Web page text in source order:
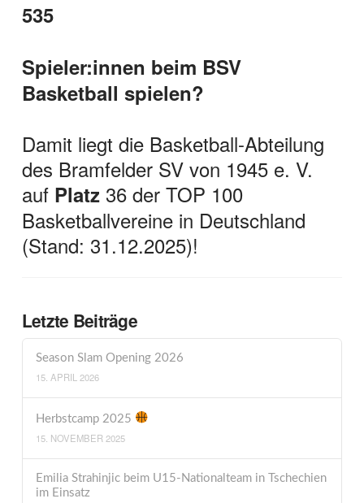
535
Spieler:innen beim BSV
Basketball spielen?
Damit liegt die Basketball-Abteilung
des Bramfelder SV von 1945 e. V.
auf Platz 36 der TOP 100
Basketballvereine in Deutschland
(Stand: 31.12.2025)!
Letzte Beiträge
Season Slam Opening 2026
15. APRIL 2026
Herbstcamp 2025
15. NOVEMBER 2025
Emilia Strahinjic beim U15-Nationalteam in Tschechien
im Einsatz